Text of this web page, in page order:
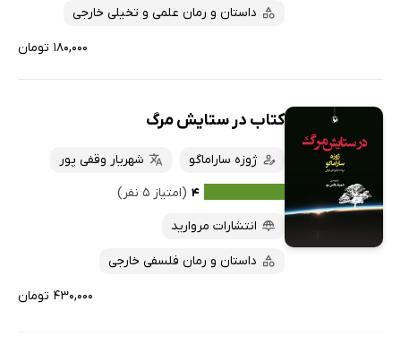
داستان و رمان علمی و تخیلی خارجی
۱۸۰,۰۰۰ تومان
کتاب در ستایش مرگ
ژوزه ساراماگو
شهریار وقفی پور
۴ (امتیاز ۵ نفر)
انتشارات مروارید
داستان و رمان فلسفی خارجی
۴۳۰,۰۰۰ تومان